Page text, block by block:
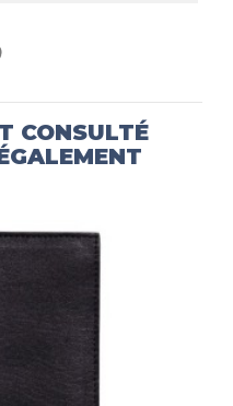
CONSULTÉ